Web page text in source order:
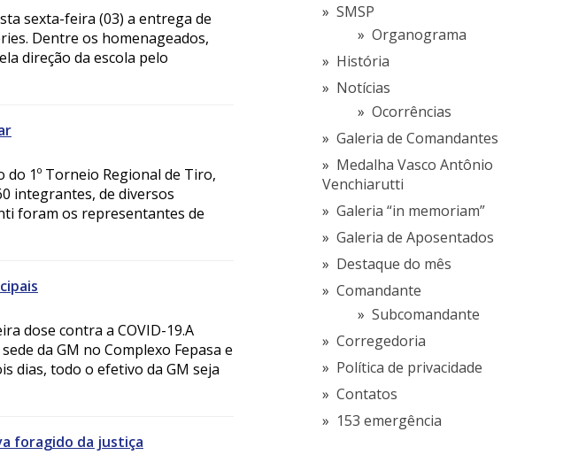
sexta-feira (03) a entrega de
Dentre os homenageados,
direção da escola pelo
1º Torneio Regional de Tiro,
integrantes, de diversos
foram os representantes de
dose contra a COVID-19.A
da GM no Complexo Fepasa e
dias, todo o efetivo da GM seja
foragido da justiça
SMSP
Organograma
História
Notícias
Ocorrências
Galeria de Comandantes
Medalha Vasco Antônio
Venchiarutti
Galeria “in memoriam”
Galeria de Aposentados
Destaque do mês
Comandante
Subcomandante
Corregedoria
Política de privacidade
Contatos
153 emergência